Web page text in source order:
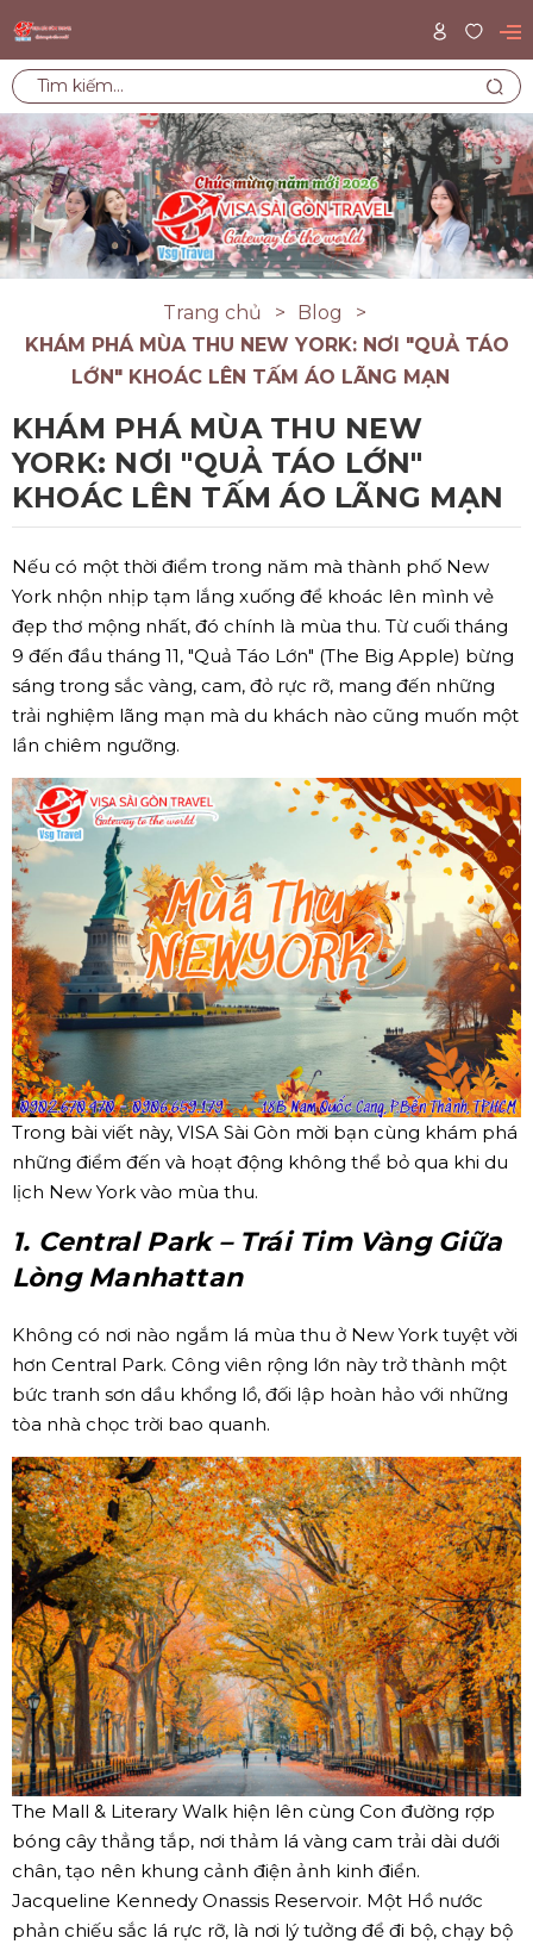
Trang chủ
Blog
KHÁM PHÁ MÙA THU NEW YORK: NƠI "QUẢ TÁO
LỚN" KHOÁC LÊN TẤM ÁO LÃNG MẠN
KHÁM PHÁ MÙA THU NEW
YORK: NƠI "QUẢ TÁO LỚN"
KHOÁC LÊN TẤM ÁO LÃNG MẠN
Nếu có một thời điểm trong năm mà thành phố New
York nhộn nhịp tạm lắng xuống để khoác lên mình vẻ
đẹp thơ mộng nhất, đó chính là mùa thu. Từ cuối tháng
9 đến đầu tháng 11, "Quả Táo Lớn" (The Big Apple) bừng
sáng trong sắc vàng, cam, đỏ rực rỡ, mang đến những
trải nghiệm lãng mạn mà du khách nào cũng muốn một
lần chiêm ngưỡng.
Trong bài viết này, VISA Sài Gòn mời bạn cùng khám phá
những điểm đến và hoạt động không thể bỏ qua khi du
lịch New York vào mùa thu.
1. Central Park – Trái Tim Vàng Giữa
Lòng Manhattan
Không có nơi nào ngắm lá mùa thu ở New York tuyệt vời
hơn Central Park. Công viên rộng lớn này trở thành một
bức tranh sơn dầu khổng lồ, đối lập hoàn hảo với những
tòa nhà chọc trời bao quanh.
The Mall & Literary Walk hiện lên cùng Con đường rợp
bóng cây thẳng tắp, nơi thảm lá vàng cam trải dài dưới
chân, tạo nên khung cảnh điện ảnh kinh điển.
Jacqueline Kennedy Onassis Reservoir. Một Hồ nước
phản chiếu sắc lá rực rỡ, là nơi lý tưởng để đi bộ, chạy bộ